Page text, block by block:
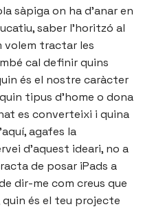
sàpiga on ha d’anar en
saber l’horitzó al
volem tractar les
cal definir quins
és el nostre caràcter
tipus d’home o dona
es converteixi i quina
agafes la
d’aquest ideari, no a
de posar iPads a
dir-me com creus que
quin és el teu projecte